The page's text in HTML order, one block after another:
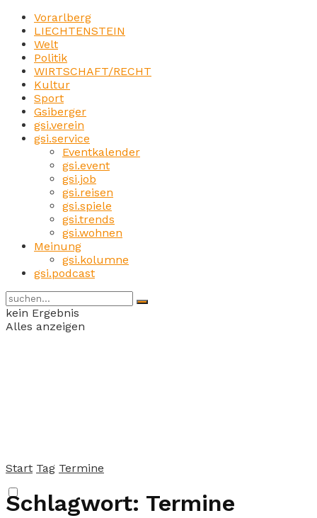
Vorarlberg
LIECHTENSTEIN
Welt
Politik
WIRTSCHAFT/RECHT
Kultur
Sport
Gsiberger
gsi.verein
gsi.service
Eventkalender
gsi.event
gsi.job
gsi.reisen
gsi.spiele
gsi.trends
gsi.wohnen
Meinung
gsi.kolumne
gsi.podcast
kein Ergebnis
Alles anzeigen
Start Tag Termine
Schlagwort: Termine